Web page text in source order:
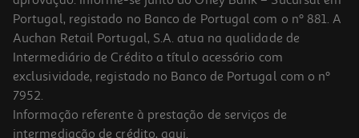
Portugal, registado no Banco de Portugal com o nº 881. A
Auchan Retail Portugal, S.A. atua na qualidade de
Intermediário de Crédito a título acessório com
exclusividade, registado no Banco de Portugal com o nº
7952.
Informação referente à prestação de serviços de
intermediação de crédito, aqui.